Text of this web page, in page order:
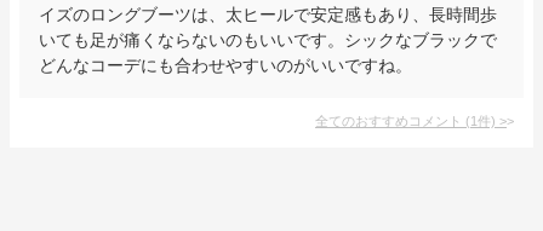
イズのロングブーツは、太ヒールで安定感もあり、長時間歩
いても足が痛くならないのもいいです。シックなブラックで
どんなコーデにも合わせやすいのがいいですね。
全てのおすすめコメント (1件) >